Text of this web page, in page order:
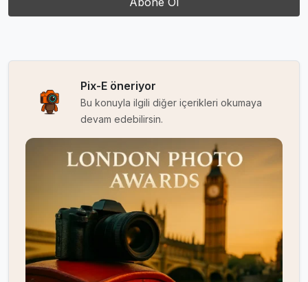
Pix-E öneriyor
Bu konuyla ilgili diğer içerikleri okumaya
devam edebilirsin.